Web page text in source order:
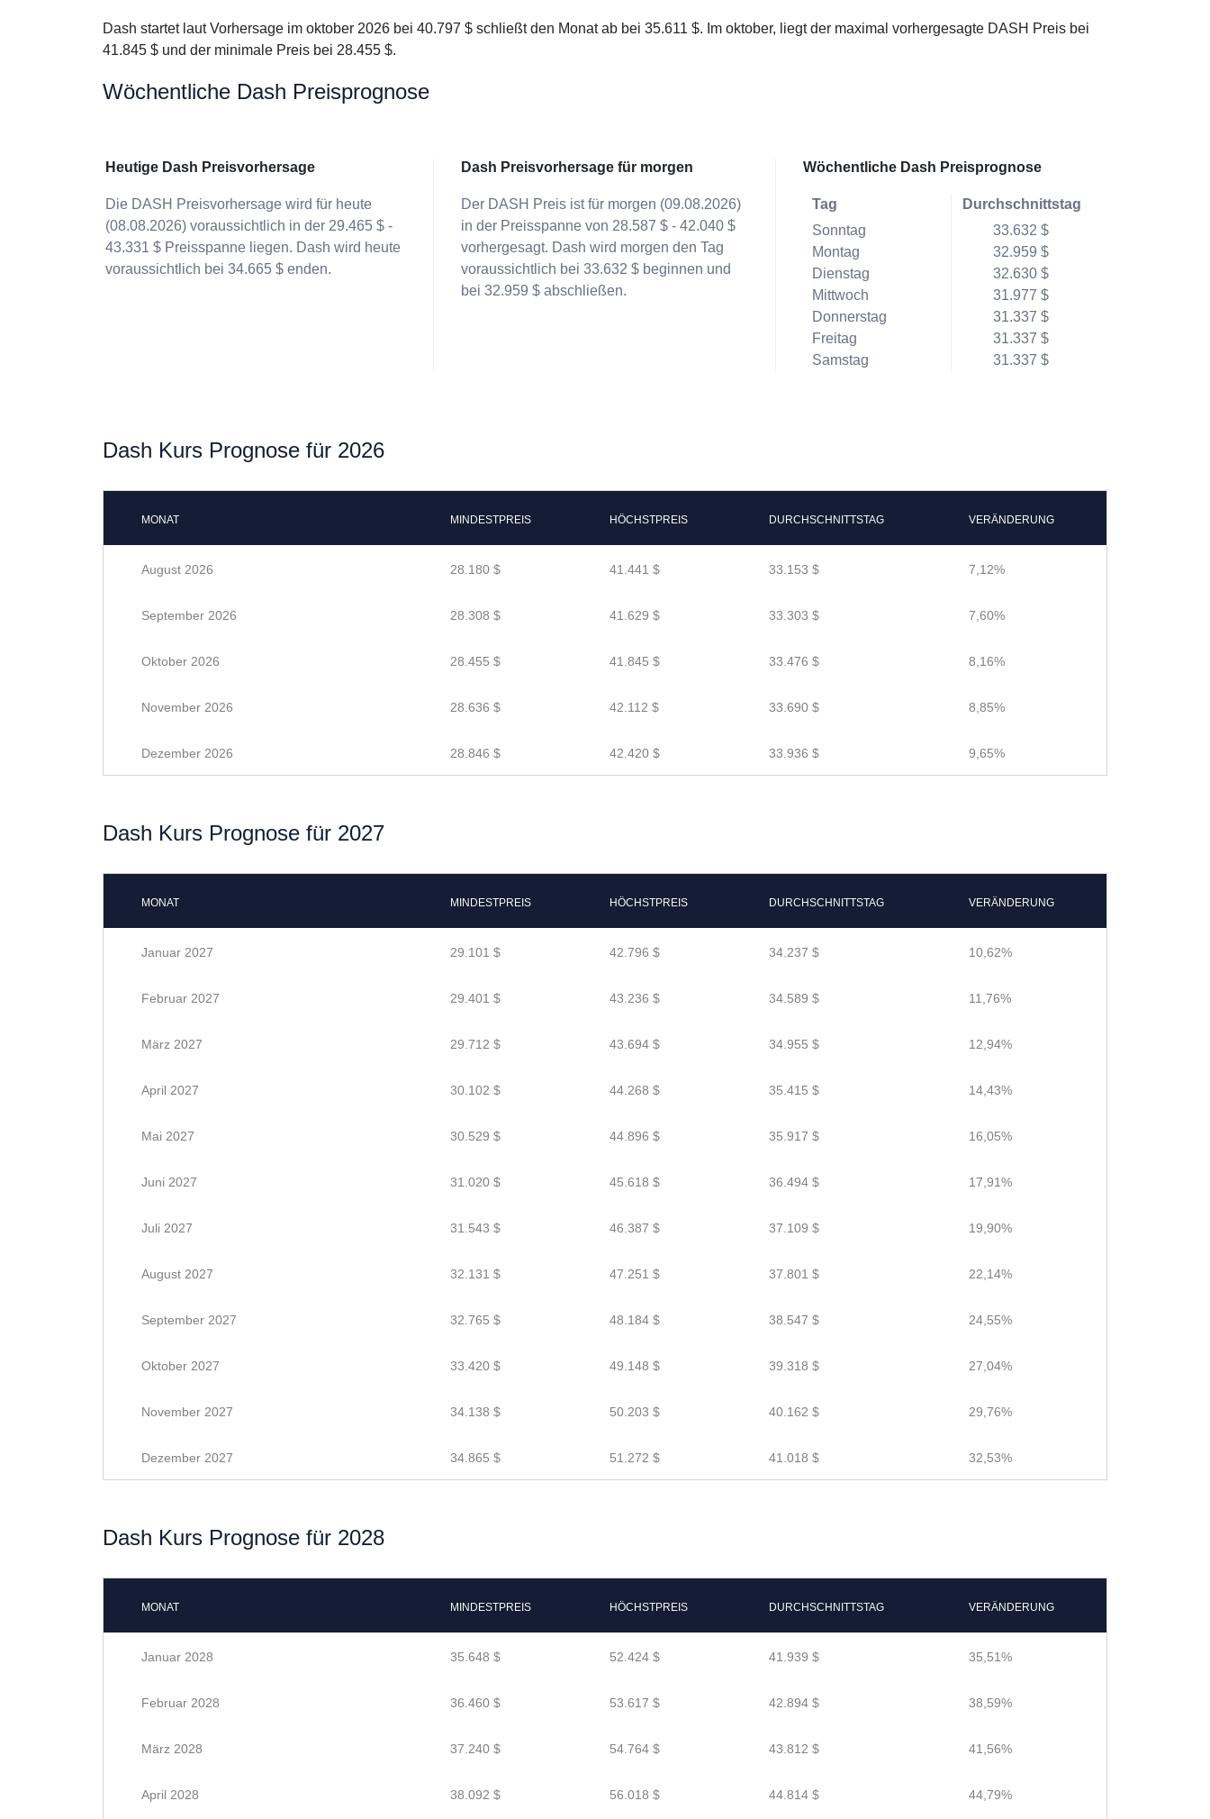
Dash startet laut Vorhersage im oktober 2026 bei 40.797 $ schließt den Monat ab bei 35.611 $. Im oktober, liegt der maximal vorhergesagte DASH Preis bei
41.845 $ und der minimale Preis bei 28.455 $.
Wöchentliche Dash Preisprognose
Heutige Dash Preisvorhersage
Die DASH Preisvorhersage wird für heute
(08.08.2026) voraussichtlich in der 29.465 $ -
43.331 $ Preisspanne liegen. Dash wird heute
voraussichtlich bei 34.665 $ enden.
Dash Preisvorhersage für morgen
Der DASH Preis ist für morgen (09.08.2026)
in der Preisspanne von 28.587 $ - 42.040 $
vorhergesagt. Dash wird morgen den Tag
voraussichtlich bei 33.632 $ beginnen und
bei 32.959 $ abschließen.
Wöchentliche Dash Preisprognose
Tag
Sonntag
Montag
Dienstag
Mittwoch
Donnerstag
Freitag
Samstag
Durchschnittstag
33.632 $
32.959 $
32.630 $
31.977 $
31.337 $
31.337 $
31.337 $
Dash Kurs Prognose für 2026
MONAT MINDESTPREIS HÖCHSTPREIS DURCHSCHNITTSTAG VERÄNDERUNG
August 2026 28.180 $ 41.441 $ 33.153 $ 7,12%
September 2026 28.308 $ 41.629 $ 33.303 $ 7,60%
Oktober 2026 28.455 $ 41.845 $ 33.476 $ 8,16%
November 2026 28.636 $ 42.112 $ 33.690 $ 8,85%
Dezember 2026 28.846 $ 42.420 $ 33.936 $ 9,65%
Dash Kurs Prognose für 2027
MONAT MINDESTPREIS HÖCHSTPREIS DURCHSCHNITTSTAG VERÄNDERUNG
Januar 2027 29.101 $ 42.796 $ 34.237 $ 10,62%
Februar 2027 29.401 $ 43.236 $ 34.589 $ 11,76%
März 2027 29.712 $ 43.694 $ 34.955 $ 12,94%
April 2027 30.102 $ 44.268 $ 35.415 $ 14,43%
Mai 2027 30.529 $ 44.896 $ 35.917 $ 16,05%
Juni 2027 31.020 $ 45.618 $ 36.494 $ 17,91%
Juli 2027 31.543 $ 46.387 $ 37.109 $ 19,90%
August 2027 32.131 $ 47.251 $ 37.801 $ 22,14%
September 2027 32.765 $ 48.184 $ 38.547 $ 24,55%
Oktober 2027 33.420 $ 49.148 $ 39.318 $ 27,04%
November 2027 34.138 $ 50.203 $ 40.162 $ 29,76%
Dezember 2027 34.865 $ 51.272 $ 41.018 $ 32,53%
Dash Kurs Prognose für 2028
MONAT MINDESTPREIS HÖCHSTPREIS DURCHSCHNITTSTAG VERÄNDERUNG
Januar 2028 35.648 $ 52.424 $ 41.939 $ 35,51%
Februar 2028 36.460 $ 53.617 $ 42.894 $ 38,59%
März 2028 37.240 $ 54.764 $ 43.812 $ 41,56%
April 2028 38.092 $ 56.018 $ 44.814 $ 44,79%